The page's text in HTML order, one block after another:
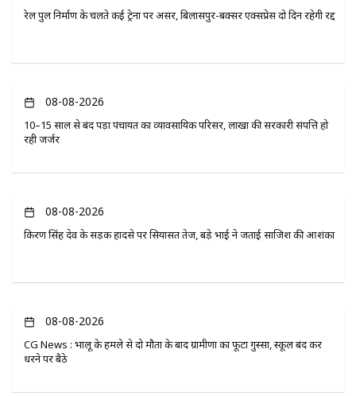
रेल पुल निर्माण के चलते कई ट्रेनों पर असर, बिलासपुर-बक्सर एक्सप्रेस दो दिन रहेगी रद्द
08-08-2026
10–15 साल से बंद पड़ा पंचायत का व्यावसायिक परिसर, लाखों की सरकारी संपत्ति हो
रही जर्जर
08-08-2026
किरण सिंह देव के सड़क हादसे पर सियासत तेज, बड़े भाई ने जताई साजिश की आशंका
08-08-2026
CG News : भालू के हमले से दो मौतों के बाद ग्रामीणों का फूटा गुस्सा, स्कूल बंद कर
धरने पर बैठे